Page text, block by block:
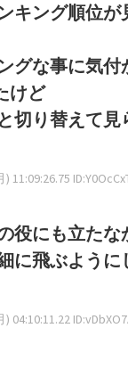
キング順位
グな事に気付
けど
切り替えて見
) 11:09:26.75
役にも立たな
に飛ぶように
) 04:10:11.22